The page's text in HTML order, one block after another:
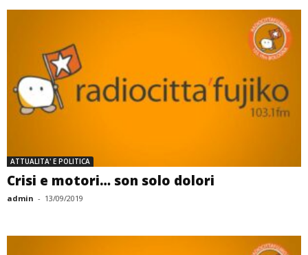
ATTUALITA' E POLITICA
Crisi e motori… son solo dolori
admin - 13/09/2019